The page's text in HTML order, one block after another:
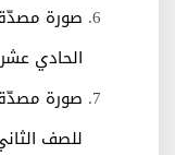
صورة
الحادي عشر
صورة
للصف